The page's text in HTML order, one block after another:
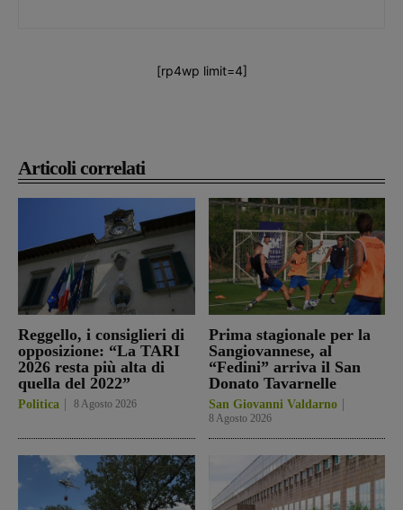
Articoli correlati
Reggello, i consiglieri di
opposizione: “La TARI
2026 resta più alta di
quella del 2022”
Politica 8 Agosto 2026
Prima stagionale per la
Sangiovannese, al
“Fedini” arriva il San
Donato Tavarnelle
San Giovanni Valdarno
8 Agosto 2026
[rp4wp limit=4]